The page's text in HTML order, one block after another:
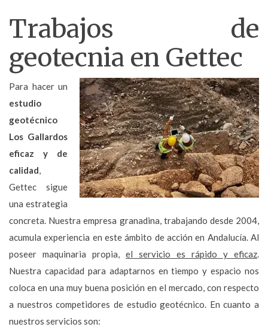
Trabajos de
geotecnia en Gettec
Para hacer un
estudio
geotécnico
Los Gallardos
eficaz y de
calidad,
Gettec sigue
una estrategia
concreta. Nuestra empresa granadina, trabajando desde 2004,
acumula experiencia en este ámbito de acción en Andalucía. Al
poseer maquinaria propia, el servicio es rápido y eficaz.
Nuestra capacidad para adaptarnos en tiempo y espacio nos
coloca en una muy buena posición en el mercado, con respecto
a nuestros competidores de estudio geotécnico. En cuanto a
nuestros servicios son: